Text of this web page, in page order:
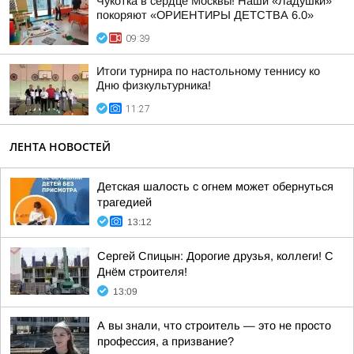
покоряют «ОРИЕНТИРЫ ДЕТСТВА 6.0»
09:39
Итоги турнира по настольному теннису ко
Дню физкультурника!
11:27
ЛЕНТА НОВОСТЕЙ
Детская шалость с огнем может обернуться
трагедией
13:12
Сергей Спицын: Дорогие друзья, коллеги! С
Днём строителя!
13:09
А вы знали, что строитель — это не просто
профессия, а призвание?